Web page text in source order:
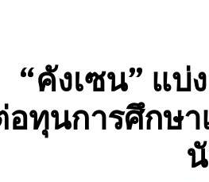
“คังเซน” แบ่
อทุนการศึกษ